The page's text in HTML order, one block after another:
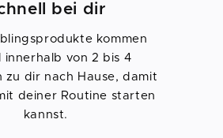
bei dir
kommen
innerhalb von 2 bis 4
zu dir nach Hause, damit
deiner Routine starten
kannst.